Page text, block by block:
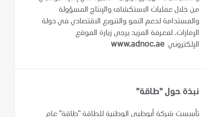
من خلال عمليات الاستكشاف والإنتاج المسؤولة
والمستدامة لدعم النمو والتنويع الاقتصادي في دولة
الإمارات. لمعرفة المزيد يرجى زيارة الموقع
الإلكتروني www.adnoc.ae
نبذة حول "طاقة"
تأسست شركة أبوظبي الوطنية للطاقة "طاقة" عام